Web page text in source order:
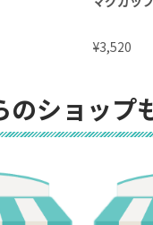
¥3,520
ショップ